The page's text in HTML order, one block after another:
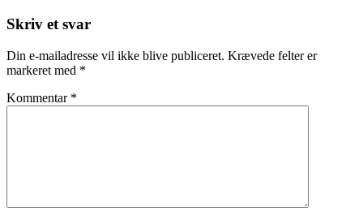
Skriv et svar
Din e-mailadresse vil ikke blive publiceret. Krævede felter er
markeret med *
Kommentar *